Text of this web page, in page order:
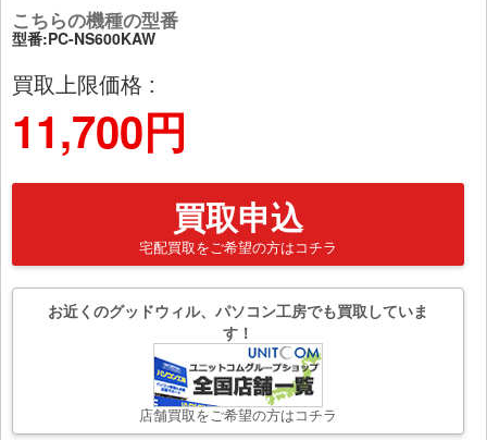
こちらの機種の型番
型番:PC-NS600KAW
買取上限価格 :
11,700円
買取申込
宅配買取をご希望の方はコチラ
お近くのグッドウィル、パソコン工房でも買取していま
す！
店舗買取をご希望の方はコチラ